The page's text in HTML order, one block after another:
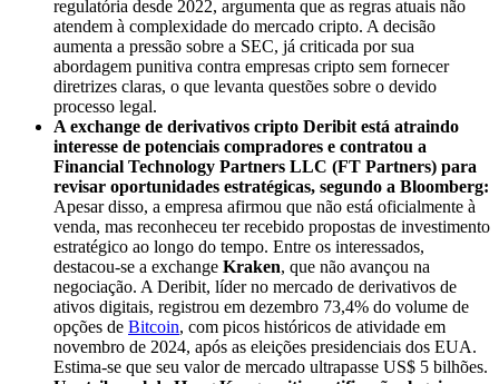
regulatória desde 2022, argumenta que as regras atuais não
atendem à complexidade do mercado cripto. A decisão
aumenta a pressão sobre a SEC, já criticada por sua
abordagem punitiva contra empresas cripto sem fornecer
diretrizes claras, o que levanta questões sobre o devido
processo legal.
A exchange de derivativos cripto Deribit está atraindo
interesse de potenciais compradores e contratou a
Financial Technology Partners LLC (FT Partners) para
revisar oportunidades estratégicas, segundo a Bloomberg:
Apesar disso, a empresa afirmou que não está oficialmente à
venda, mas reconheceu ter recebido propostas de investimento
estratégico ao longo do tempo. Entre os interessados,
destacou-se a exchange Kraken, que não avançou na
negociação. A Deribit, líder no mercado de derivativos de
ativos digitais, registrou em dezembro 73,4% do volume de
opções de Bitcoin, com picos históricos de atividade em
novembro de 2024, após as eleições presidenciais dos EUA.
Estima-se que seu valor de mercado ultrapasse US$ 5 bilhões.